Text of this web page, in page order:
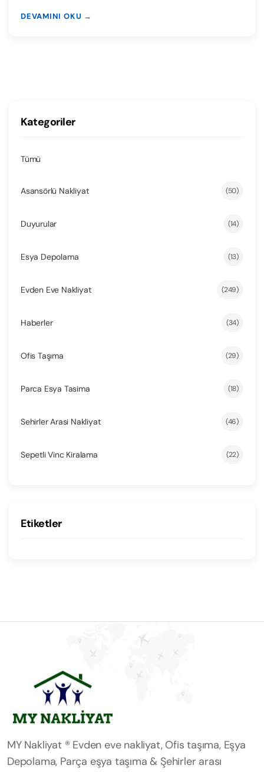
DEVAMINI OKU →
Kategoriler
Tümü
Asansörlü Nakliyat (50)
Duyurular (14)
Esya Depolama (13)
Evden Eve Nakliyat (249)
Haberler (34)
Ofis Taşıma (29)
Parca Esya Tasima (18)
Sehirler Arasi Nakliyat (46)
Sepetli Vinc Kiralama (22)
Etiketler
MY Nakliyat ® Evden eve nakliyat, Ofis taşıma, Eşya
Depolama, Parça eşya taşıma & Şehirler arası